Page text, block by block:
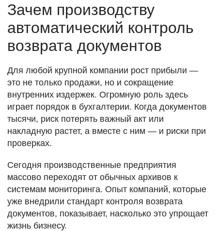
Зачем производству
автоматический контроль
возврата документов
Для любой крупной компании рост прибыли —
это не только продажи, но и сокращение
внутренних издержек. Огромную роль здесь
играет порядок в бухгалтерии. Когда документов
тысячи, риск потерять важный акт или
накладную растет, а вместе с ним — и риски при
проверках.
Сегодня производственные предприятия
массово переходят от обычных архивов к
системам мониторинга. Опыт компаний, которые
уже внедрили стандарт контроля возврата
документов, показывает, насколько это упрощает
жизнь бизнесу.